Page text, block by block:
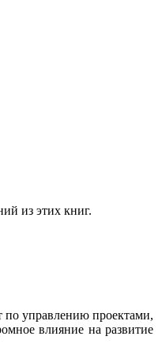
из этих книг.
по управлению проектами,
влияние на развитие